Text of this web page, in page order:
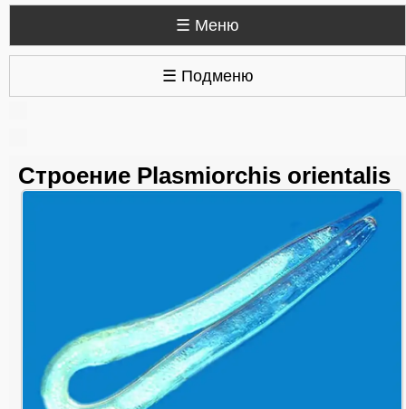
☰ Меню
☰ Подменю
Строение Plasmiorchis orientalis